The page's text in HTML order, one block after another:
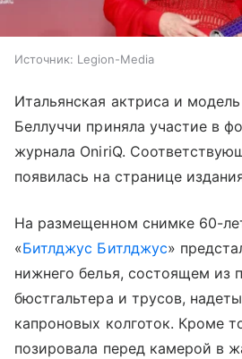
Источник: Legion-Media
Итальянская актриса и
Беллуччи приняла участие в
журнала OniriQ.
появилась на странице
На размещенном снимке 60-
«Битлджус Битлджус»
нижнего белья, состоящем из
бюстгальтера и трусов,
капроновых колготок. Кроме
позировала перед камерой в